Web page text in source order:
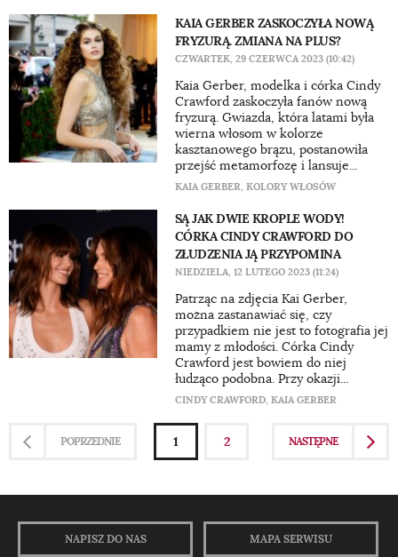
KAIA GERBER ZASKOCZYŁA NOWĄ
FRYZURĄ. ZMIANA NA PLUS?
CZWARTEK, 29 CZERWCA 2023 (10:42)
Kaia Gerber, modelka i córka Cindy
Crawford zaskoczyła fanów nową
fryzurą. Gwiazda, która latami była
wierna włosom w kolorze
kasztanowego brązu, postanowiła
przejść metamorfozę i lansuje...
KAIA GERBER, KOLORY WŁOSÓW
SĄ JAK DWIE KROPLE WODY!
CÓRKA CINDY CRAWFORD DO
ZŁUDZENIA JĄ PRZYPOMINA
NIEDZIELA, 12 LUTEGO 2023 (11:24)
Patrząc na zdjęcia Kai Gerber,
można zastanawiać się, czy
przypadkiem nie jest to fotografia jej
mamy z młodości. Córka Cindy
Crawford jest bowiem do niej
łudząco podobna. Przy okazji...
CINDY CRAWFORD, KAIA GERBER
POPRZEDNIE 1 2 NASTĘPNE
NAPISZ DO NAS MAPA SERWISU